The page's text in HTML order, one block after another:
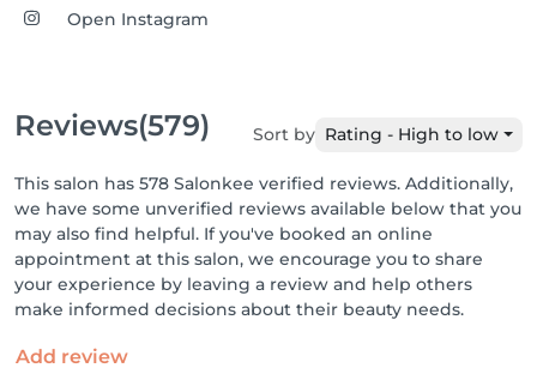
Open Instagram
Reviews(579) Sort by Rating - High to low
This salon has 578 Salonkee verified reviews. Additionally,
we have some unverified reviews available below that you
may also find helpful. If you've booked an online
appointment at this salon, we encourage you to share
your experience by leaving a review and help others
make informed decisions about their beauty needs.
Add review